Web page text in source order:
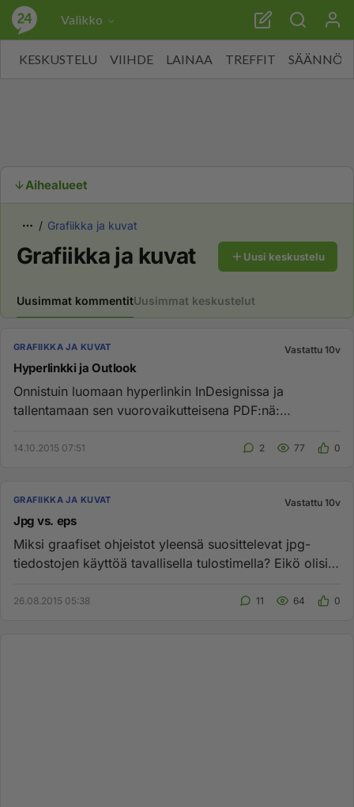
Valikko
KESKUSTELU VIIHDE LAINAA TREFFIT SÄÄNNÖT
Aihealueet
Grafiikka ja kuvat
Grafiikka ja kuvat Uusi keskustelu
Uusimmat kommentitUusimmat keskustelut
GRAFIIKKA JA KUVAT Vastattu 10v
Hyperlinkki ja Outlook
Onnistuin luomaan hyperlinkin InDesignissa ja
tallentamaan sen vuorovaikutteisena PDF:nä:
14.10.2015 07:51 2 77 0
GRAFIIKKA JA KUVAT Vastattu 10v
Jpg vs. eps
Miksi graafiset ohjeistot yleensä suosittelevat jpg-
tiedostojen käyttöä tavallisella tulostimella? Eikö olisi
26.08.2015 05:38 11 64 0